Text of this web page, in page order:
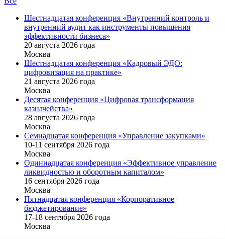
Шестнадцатая конференция «Внутренний контроль и
внутренний аудит как инструменты повышения
эффективности бизнеса»
20 августа 2026 года
Москва
Шестнадцатая конференция «Кадровый ЭДО:
цифровизация на практике»
21 августа 2026 года
Москва
Десятая конференция «Цифровая трансформация
казначейства»
28 августа 2026 года
Москва
Семнадцатая конференция «Управление закупками»
10-11 сентября 2026 года
Москва
Одиннадцатая конференция «Эффективное управление
ликвидностью и оборотным капиталом»
16 cентября 2026 года
Москва
Пятнадцатая конференция «Корпоративное
бюджетирование»
17-18 сентября 2026 года
Москва